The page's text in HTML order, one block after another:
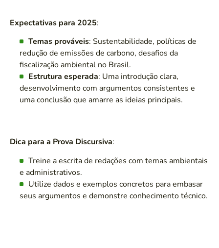
Expectativas para 2025:
Temas prováveis: Sustentabilidade, políticas de
redução de emissões de carbono, desafios da
fiscalização ambiental no Brasil.
Estrutura esperada: Uma introdução clara,
desenvolvimento com argumentos consistentes e
uma conclusão que amarre as ideias principais.
Dica para a Prova Discursiva:
Treine a escrita de redações com temas ambientais
e administrativos.
Utilize dados e exemplos concretos para embasar
seus argumentos e demonstre conhecimento técnico.